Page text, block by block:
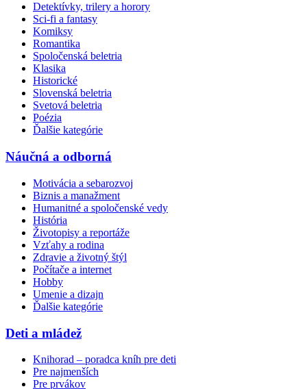
Detektívky, trilery a horory
Sci-fi a fantasy
Komiksy
Romantika
Spoločenská beletria
Klasika
Historické
Slovenská beletria
Svetová beletria
Poézia
Ďalšie kategórie
Náučná a odborná
Motivácia a sebarozvoj
Biznis a manažment
Humanitné a spoločenské vedy
História
Životopisy a reportáže
Vzťahy a rodina
Zdravie a životný štýl
Počítače a internet
Hobby
Umenie a dizajn
Ďalšie kategórie
Deti a mládež
Knihorad – poradca kníh pre deti
Pre najmenších
Pre prvákov